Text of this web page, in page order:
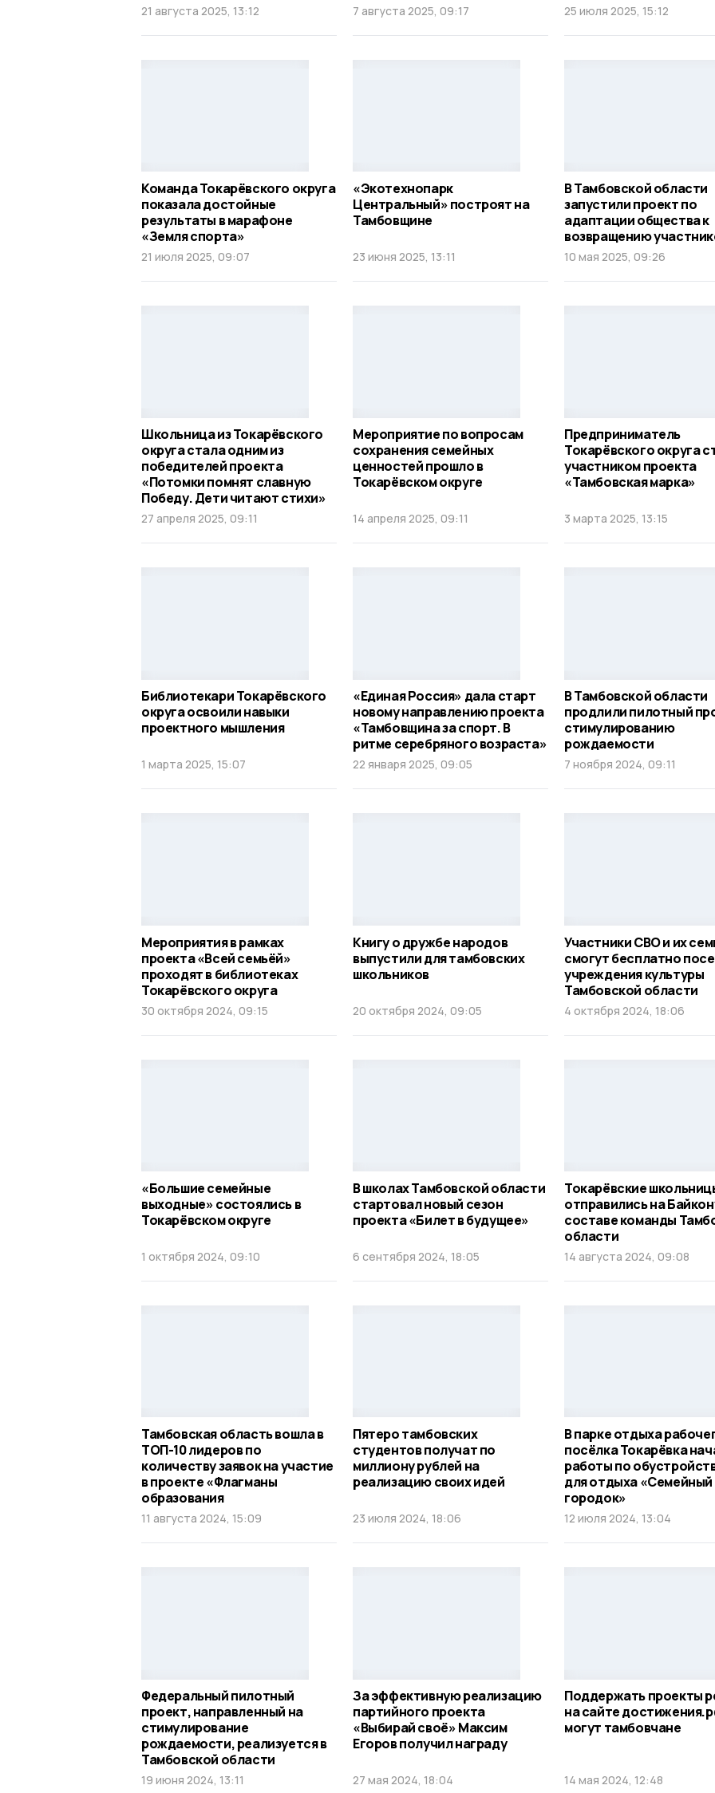
21 августа 2025, 13:12 7 августа 2025, 09:17 25 июля 2025, 15:12
Команда Токарёвского округа
показала достойные
результаты в марафоне
«Земля спорта»
21 июля 2025, 09:07
«Экотехнопарк
Центральный» построят на
Тамбовщине
23 июня 2025, 13:11
В Тамбовской области
запустили проект по
адаптации общества к
возвращению
10 мая 2025, 09:26
Школьница из Токарёвского
округа стала одним из
победителей проекта
«Потомки помнят славную
Победу. Дети читают стихи»
27 апреля 2025, 09:11
Мероприятие по вопросам
сохранения семейных
ценностей прошло в
Токарёвском округе
14 апреля 2025, 09:11
Предприниматель
Токарёвского округа
участником проекта
«Тамбовская марка»
3 марта 2025, 13:15
Библиотекари Токарёвского
округа освоили навыки
проектного мышления
1 марта 2025, 15:07
«Единая Россия» дала старт
новому направлению проекта
«Тамбовщина за спорт. В
ритме серебряного возраста»
22 января 2025, 09:05
В Тамбовской области
продлили пилотный
стимулированию
рождаемости
7 ноября 2024, 09:11
Мероприятия в рамках
проекта «Всей семьёй»
проходят в библиотеках
Токарёвского округа
30 октября 2024, 09:15
Книгу о дружбе народов
выпустили для тамбовских
школьников
20 октября 2024, 09:05
Участники СВО и их
смогут бесплатно
учреждения культуры
Тамбовской области
4 октября 2024, 18:06
«Большие семейные
выходные» состоялись в
Токарёвском округе
1 октября 2024, 09:10
В школах Тамбовской области
стартовал новый сезон
проекта «Билет в будущее»
6 сентября 2024, 18:05
Токарёвские
отправились на
составе команды
области
14 августа 2024, 09:08
Тамбовская область вошла в
ТОП-10 лидеров по
количеству заявок на участие
в проекте «Флагманы
образования
11 августа 2024, 15:09
Пятеро тамбовских
студентов получат по
миллиону рублей на
реализацию своих идей
23 июля 2024, 18:06
В парке отдыха
посёлка Токарёвка
работы по
для отдыха «Семейный
городок»
12 июля 2024, 13:04
Федеральный пилотный
проект, направленный на
стимулирование
рождаемости, реализуется в
Тамбовской области
19 июня 2024, 13:11
За эффективную реализацию
партийного проекта
«Выбирай своё» Максим
Егоров получил награду
27 мая 2024, 18:04
Поддержать проекты
на сайте
могут тамбовчане
14 мая 2024, 12:48